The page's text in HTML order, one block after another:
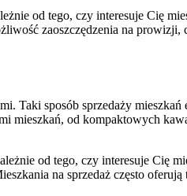
od tego, czy interesuje Cię
zaoszczędzenia na prowizji,
Taki sposób sprzedaży
mieszkań, od kompaktowych
od tego, czy interesuje Cię
na sprzedaż często